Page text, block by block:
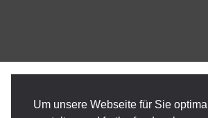
Um unsere Webseite für Sie